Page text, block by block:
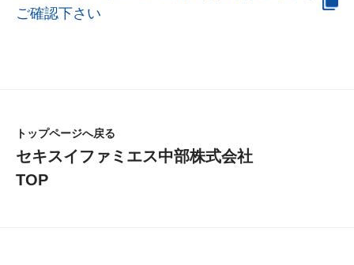
ご確認下さい
トップページへ戻る
セキスイファミエス中部株式会社
TOP